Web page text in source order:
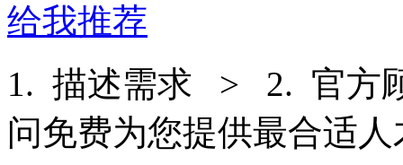
给我推荐
1. 描述需求 > 2. 官方
问免费为您提供最合适